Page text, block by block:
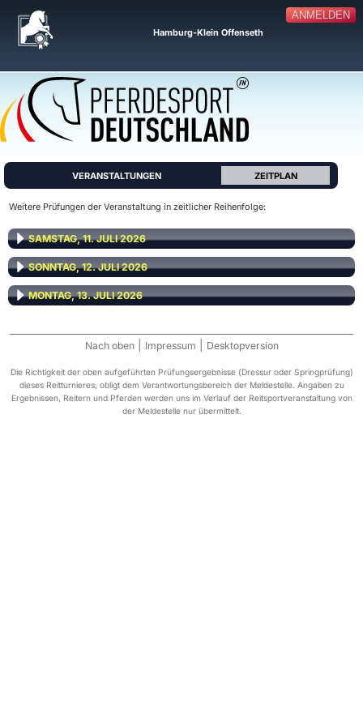
ANMELDEN
Hamburg-Klein Offenseth
VERANSTALTUNGEN ZEITPLAN
Weitere Prüfungen der Veranstaltung in zeitlicher Reihenfolge:
SAMSTAG, 11. JULI 2026
SONNTAG, 12. JULI 2026
MONTAG, 13. JULI 2026
Nach oben Impressum Desktopversion
Die Richtigkeit der oben aufgeführten Prüfungsergebnisse (Dressur oder Springprüfung)
dieses Reitturnieres, obligt dem Verantwortungsbereich der Meldestelle. Angaben zu
Ergebnissen, Reitern und Pferden werden uns im Verlauf der Reitsportveranstaltung von
der Meldestelle nur übermittelt.